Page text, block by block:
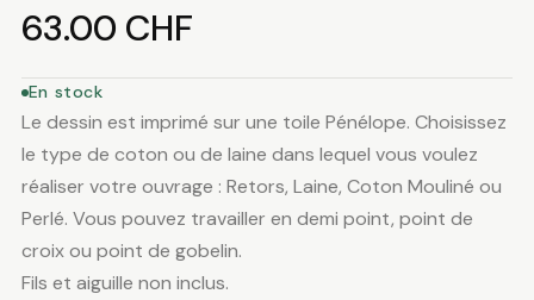
63.00 CHF
En stock
Le dessin est imprimé sur une toile Pénélope. Choisissez
le type de coton ou de laine dans lequel vous voulez
réaliser votre ouvrage : Retors, Laine, Coton Mouliné ou
Perlé. Vous pouvez travailler en demi point, point de
croix ou point de gobelin.
Fils et aiguille non inclus.